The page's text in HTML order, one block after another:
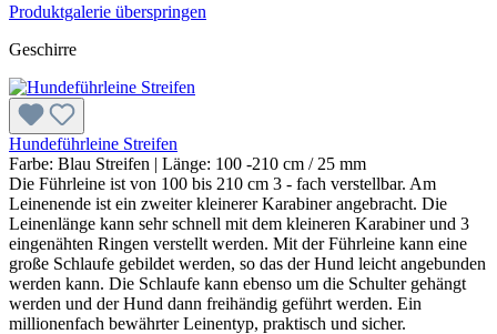
Produktgalerie überspringen
Geschirre
Hundeführleine Streifen
Farbe: Blau Streifen | Länge: 100 -210 cm / 25 mm
Die Führleine ist von 100 bis 210 cm 3 - fach verstellbar. Am
Leinenende ist ein zweiter kleinerer Karabiner angebracht. Die
Leinenlänge kann sehr schnell mit dem kleineren Karabiner und 3
eingenähten Ringen verstellt werden. Mit der Führleine kann eine
große Schlaufe gebildet werden, so das der Hund leicht angebunden
werden kann. Die Schlaufe kann ebenso um die Schulter gehängt
werden und der Hund dann freihändig geführt werden. Ein
millionenfach bewährter Leinentyp, praktisch und sicher.